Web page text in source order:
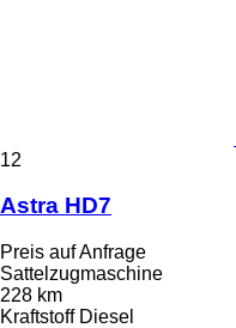
12
Astra HD7
Preis auf Anfrage
Sattelzugmaschine
228 km
Kraftstoff Diesel